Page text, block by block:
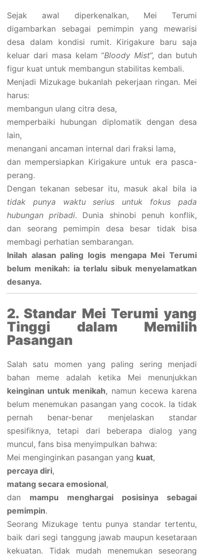
Sejak awal diperkenalkan, Mei Terumi
digambarkan sebagai pemimpin yang mewarisi
desa dalam kondisi rumit. Kirigakure baru saja
keluar dari masa kelam “Bloody Mist”, dan butuh
figur kuat untuk membangun stabilitas kembali.
Menjadi Mizukage bukanlah pekerjaan ringan. Mei
harus:
membangun ulang citra desa,
memperbaiki hubungan diplomatik dengan desa
lain,
menangani ancaman internal dari fraksi lama,
dan mempersiapkan Kirigakure untuk era pasca-
perang.
Dengan tekanan sebesar itu, masuk akal bila ia
tidak punya waktu serius untuk fokus pada
hubungan pribadi. Dunia shinobi penuh konflik,
dan seorang pemimpin desa besar tidak bisa
membagi perhatian sembarangan.
Inilah alasan paling logis mengapa Mei Terumi
belum menikah: ia terlalu sibuk menyelamatkan
desanya.
2. Standar Mei Terumi yang
Tinggi dalam Memilih
Pasangan
Salah satu momen yang paling sering menjadi
bahan meme adalah ketika Mei menunjukkan
keinginan untuk menikah, namun kecewa karena
belum menemukan pasangan yang cocok. Ia tidak
pernah benar-benar menjelaskan standar
spesifiknya, tetapi dari beberapa dialog yang
muncul, fans bisa menyimpulkan bahwa:
Mei menginginkan pasangan yang kuat,
percaya diri,
matang secara emosional,
dan mampu menghargai posisinya sebagai
pemimpin.
Seorang Mizukage tentu punya standar tertentu,
baik dari segi tanggung jawab maupun kesetaraan
kekuatan. Tidak mudah menemukan seseorang